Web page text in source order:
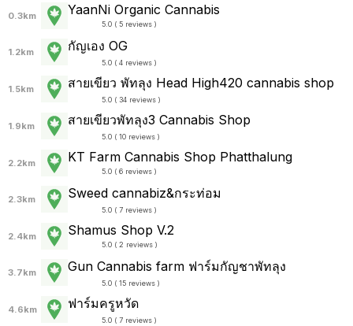
0.3km YaanNi Organic Cannabis
5.0 ( 5 reviews )
1.2km กัญเอง OG
5.0 ( 4 reviews )
1.5km สายเขียว พัทลุง Head High420 cannabis shop
5.0 ( 34 reviews )
1.9km สายเขียวพัทลุง3 Cannabis Shop
5.0 ( 10 reviews )
2.2km KT Farm Cannabis Shop Phatthalung
5.0 ( 6 reviews )
2.3km Sweed cannabiz&กระท่อม
5.0 ( 7 reviews )
2.4km Shamus Shop V.2
5.0 ( 2 reviews )
3.7km Gun Cannabis farm ฟาร์มกัญชาพัทลุง
5.0 ( 15 reviews )
4.6km ฟาร์มครูหวัด
5.0 ( 7 reviews )